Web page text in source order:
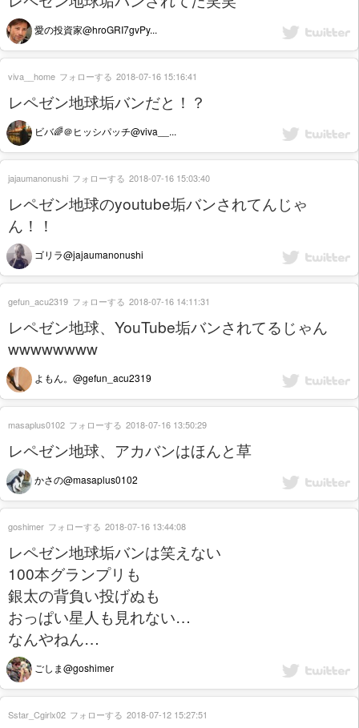
愛の投資家@hroGRI7gvPy...
レペゼン地球垢バンだと！？
ビバ🌈＠ヒッシパッチ@viva__...
viva__home フォローする 2018-07-16 15:16:41
レペゼン地球のyoutube垢バンされてんじゃ
ん！！
ゴリラ@jajaumanonushi
jajaumanonushi フォローする 2018-07-16 15:03:40
レペゼン地球、YouTube垢バンされてるじゃん
wwwwwwww
よもん。@gefun_acu2319
gefun_acu2319 フォローする 2018-07-16 14:11:31
レペゼン地球、アカバンはほんと草
かさの@masaplus0102
masaplus0102 フォローする 2018-07-16 13:50:29
レペゼン地球垢バンは笑えない
100本グランプリも
銀太の背負い投げぬも
おっぱい星人も見れない…
なんやねん…
ごしま@goshimer
goshimer フォローする 2018-07-16 13:44:08
Sstar_Cgirlx02 フォローする 2018-07-12 15:27:51